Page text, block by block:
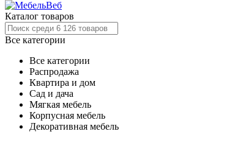
Каталог товаров
Все категории
Все категории
Распродажа
Квартира и дом
Сад и дача
Мягкая мебель
Корпусная мебель
Декоративная мебель